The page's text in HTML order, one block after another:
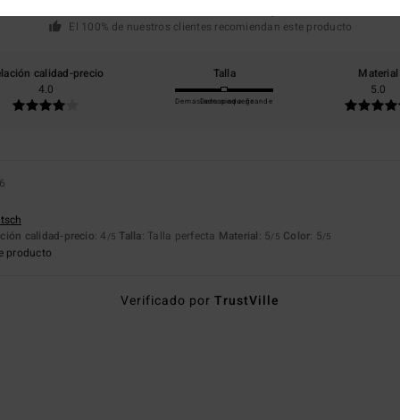
El 100% de nuestros clientes recomiendan este producto
calidad-precio
4.0
Talla
Demasiado pequeño
Demasiado grande
Material
5.0
calidad-precio: 4 /5 Talla: Talla perfecta Material: 5/5 Color: 5/5
producto
Verificado por TrustVille